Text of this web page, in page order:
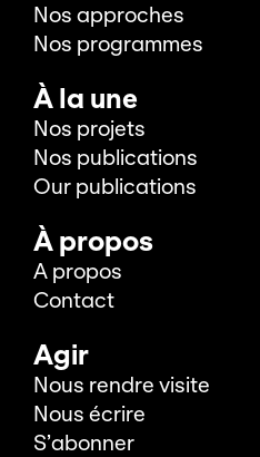
Nos approches
Nos programmes
À la une
Nos projets
Nos publications
Our publications
À propos
A propos
Contact
Agir
Nous rendre visite
Nous écrire
S’abonner